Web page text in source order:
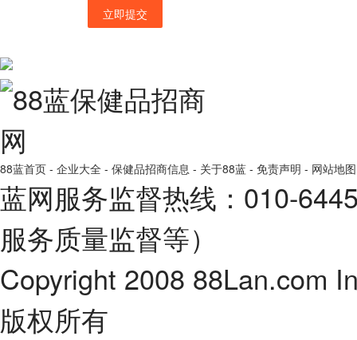
立即提交
88蓝首页 - 企业大全 - 保健品招商信息 - 关于88蓝 - 免责声明 - 网站地图
蓝网服务监督热线：010-
服务质量监督等）
Copyright 2008 88Lan.com
版权所有